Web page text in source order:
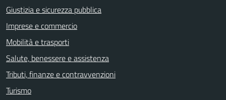
Giustizia e sicurezza pubblica
Imprese e commercio
Mobilità e trasporti
Salute, benessere e assistenza
Tributi, finanze e contravvenzioni
Turismo